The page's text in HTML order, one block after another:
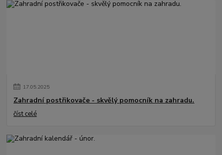
17.05.2025
Zahradní postřikovače - skvělý pomocník na zahradu.
číst celé